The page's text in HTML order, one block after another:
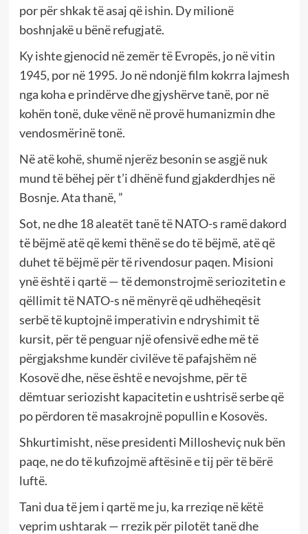
por për shkak të asaj që ishin. Dy milionë
boshnjakë u bënë refugjatë.
Ky ishte gjenocid në zemër të Evropës, jo në vitin
1945, por në 1995. Jo në ndonjë film kokrra lajmesh
nga koha e prindërve dhe gjyshërve tanë, por në
kohën tonë, duke vënë në provë humanizmin dhe
vendosmërinë tonë.
Në atë kohë, shumë njerëz besonin se asgjë nuk
mund të bëhej për t’i dhënë fund gjakderdhjes në
Bosnje. Ata thanë, ”
Sot, ne dhe 18 aleatët tanë të NATO-s ramë dakord
të bëjmë atë që kemi thënë se do të bëjmë, atë që
duhet të bëjmë për të rivendosur paqen. Misioni
ynë është i qartë — të demonstrojmë seriozitetin e
qëllimit të NATO-s në mënyrë që udhëheqësit
serbë të kuptojnë imperativin e ndryshimit të
kursit, për të penguar një ofensivë edhe më të
përgjakshme kundër civilëve të pafajshëm në
Kosovë dhe, nëse është e nevojshme, për të
dëmtuar seriozisht kapacitetin e ushtrisë serbe që
po përdoren të masakrojnë popullin e Kosovës.
Shkurtimisht, nëse presidenti Millosheviç nuk bën
paqe, ne do të kufizojmë aftësinë e tij për të bërë
luftë.
Tani dua të jem i qartë me ju, ka rreziqe në këtë
veprim ushtarak — rrezik për pilotët tanë dhe